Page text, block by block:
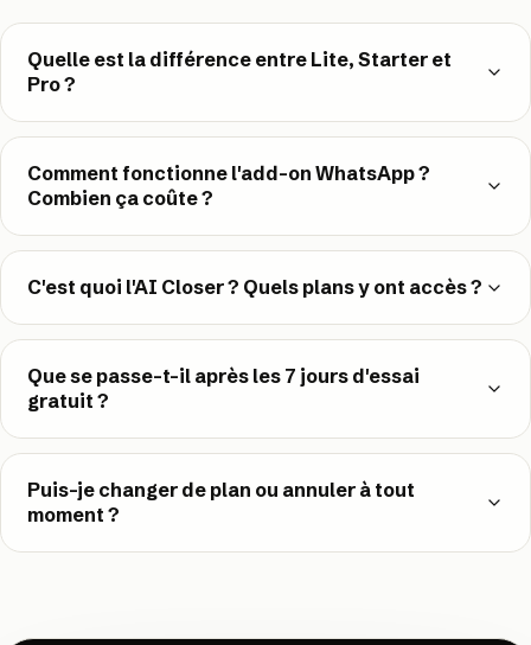
Quelle est la différence entre Lite, Starter et
Pro ?
Comment fonctionne l'add-on WhatsApp ?
Combien ça coûte ?
C'est quoi l'AI Closer ? Quels plans y ont accès ?
Que se passe-t-il après les 7 jours d'essai
gratuit ?
Puis-je changer de plan ou annuler à tout
moment ?